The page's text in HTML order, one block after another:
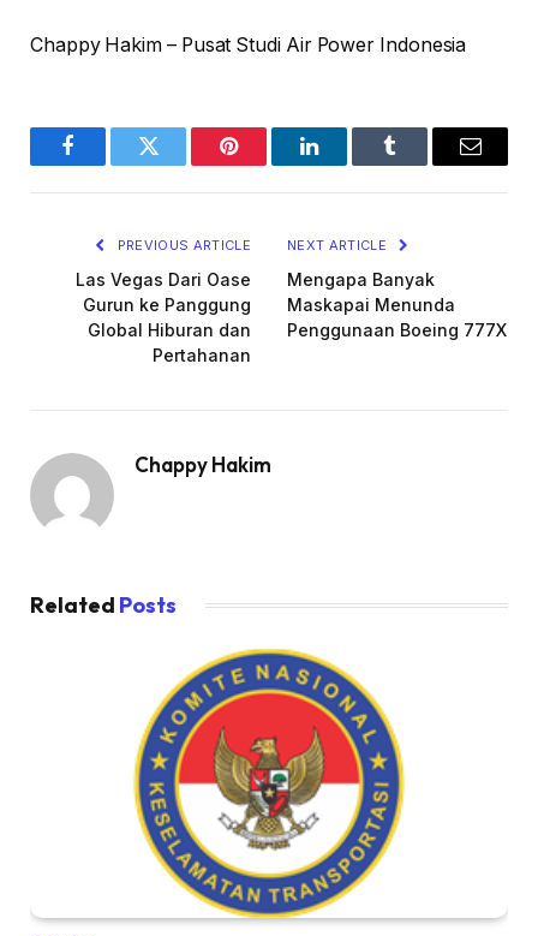
Chappy Hakim – Pusat Studi Air Power Indonesia
FacebookTwitter Pinterest LinkedInTumblr Email
PREVIOUS ARTICLE
Las Vegas Dari Oase
Gurun ke Panggung
Global Hiburan dan
Pertahanan
NEXT ARTICLE
Mengapa Banyak
Maskapai Menunda
Penggunaan Boeing 777X
Chappy Hakim
Related Posts